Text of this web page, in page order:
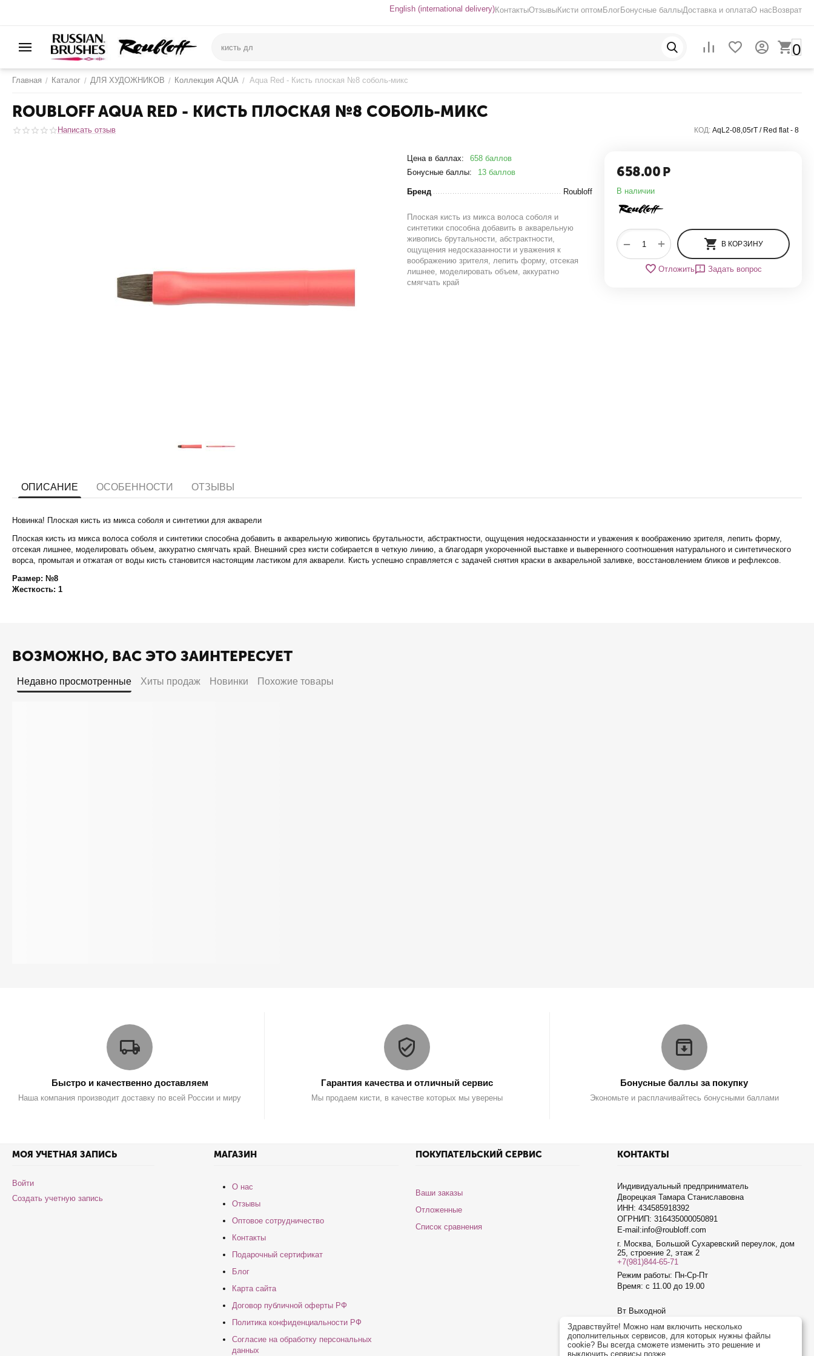
English (international delivery)КонтактыОтзывыКисти оптомБлогБонусные баллыДоставка и оплатаО насВозврат
0
Главная / Каталог / ДЛЯ ХУДОЖНИКОВ / Коллекция AQUA / Aqua Red - Кисть плоская №8 соболь-микс
ROUBLOFF AQUA RED - КИСТЬ ПЛОСКАЯ №8 СОБОЛЬ-МИКС
Написать отзыв КОД: AqL2-08,05rT / Red flat - 8
Цена в баллах:
658 баллов
Бонусные баллы:
13 баллов
Бренд Roubloff
Плоская кисть из микса волоса соболя и
синтетики способна добавить в акварельную
живопись брутальности, абстрактности,
ощущения недосказанности и уважения к
воображению зрителя, лепить форму, отсекая
лишнее, моделировать объем, аккуратно
смягчать край
658.00 Р
В наличии
+
− В КОРЗИНУ
Отложить Задать вопрос
ОПИСАНИЕ ОСОБЕННОСТИ ОТЗЫВЫ
Новинка! Плоская кисть из микса соболя и синтетики для акварели
Плоская кисть из микса волоса соболя и синтетики способна добавить в акварельную живопись брутальности, абстрактности, ощущения недосказанности и уважения к воображению зрителя, лепить форму,
отсекая лишнее, моделировать объем, аккуратно смягчать край. Внешний срез кисти собирается в четкую линию, а благодаря укороченной выставке и выверенного соотношения натурального и синтетического
ворса, промытая и отжатая от воды кисть становится настоящим ластиком для акварели. Кисть успешно справляется с задачей снятия краски в акварельной заливке, восстановлением бликов и рефлексов.
Размер: №8
Жесткость: 1
ВОЗМОЖНО, ВАС ЭТО ЗАИНТЕРЕСУЕТ
Недавно просмотренные Хиты продаж Новинки Похожие товары
Быстро и качественно доставляем
Наша компания производит доставку по всей России и миру
Гарантия качества и отличный сервис
Мы продаем кисти, в качестве которых мы уверены
Бонусные баллы за покупку
Экономьте и расплачивайтесь бонусными баллами
МОЯ УЧЕТНАЯ ЗАПИСЬ
Войти
Создать учетную запись
МАГАЗИН
О нас
Отзывы
Оптовое сотрудничество
Контакты
Подарочный сертификат
Блог
Карта сайта
Договор публичной оферты РФ
Политика конфиденциальности РФ
Согласие на обработку персональных
данных
ПОКУПАТЕЛЬСКИЙ СЕРВИС
Ваши заказы
Отложенные
Список сравнения
КОНТАКТЫ
Индивидуальный предприниматель
Дворецкая Тамара Станиславовна
ИНН: 434585918392
ОГРНИП: 316435000050891
E-mail:info@roubloff.com
г. Москва, Большой Сухаревский переулок, дом
25, строение 2, этаж 2
+7(981)844-65-71
Режим работы: Пн-Ср-Пт
Время: с 11.00 до 19.00
Вт Выходной
Чт Выходной
Сб Выходной
Вс Выходной
Здравствуйте! Можно нам включить несколько
дополнительных сервисов, для которых нужны файлы
cookie? Вы всегда сможете изменить это решение и
выключить сервисы позже.